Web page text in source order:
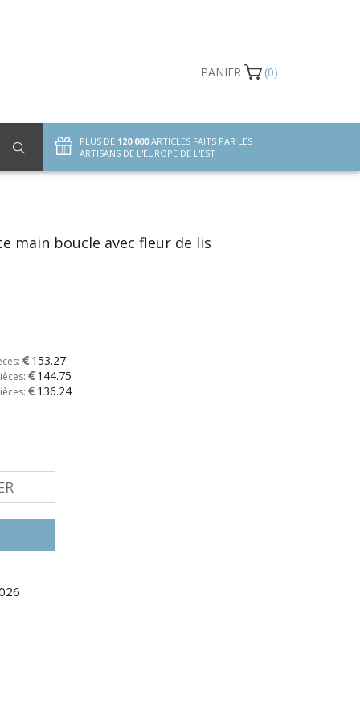
main boucle avec fleur de lis
153.27
144.75
136.24
PANIER (0)
PLUS DE 120 000ARTICLES FAITS PAR LES
ARTISANS DE L'EUROPE DE L'EST